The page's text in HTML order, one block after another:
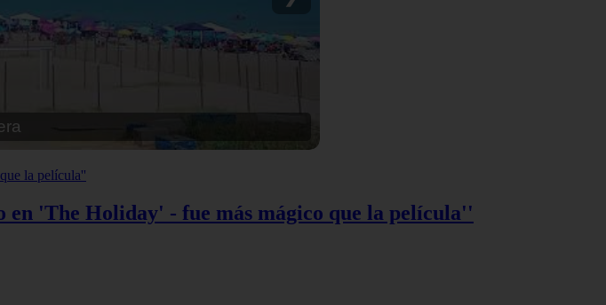
'The Holiday' - fue más mágico que la película''